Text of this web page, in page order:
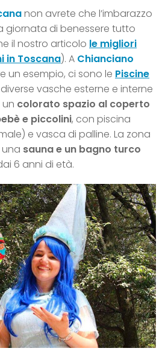
non avrete che l’imbarazzo
giornata di benessere tutto
il nostro articolo le migliori
in Toscana). A Chianciano
un esempio, ci sono le Piscine
vasche esterne e interne
colorato spazio al coperto
e piccolini, con piscina
e vasca di palline. La zona
sauna e un bagno turco
6 anni di età.